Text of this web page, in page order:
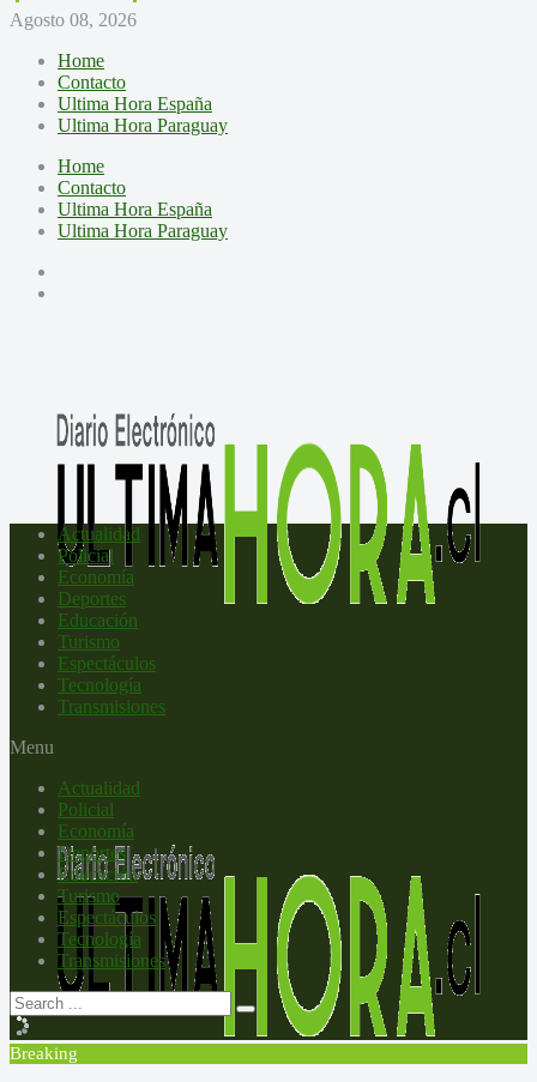
Agosto 08, 2026
Home
Contacto
Ultima Hora España
Ultima Hora Paraguay
Home
Contacto
Ultima Hora España
Ultima Hora Paraguay
Actualidad
Policial
Economía
Deportes
Educación
Turismo
Espectáculos
Tecnología
Transmisiones
Menu
Actualidad
Policial
Economía
Deportes
Educación
Turismo
Espectáculos
Tecnología
Transmisiones
Breaking